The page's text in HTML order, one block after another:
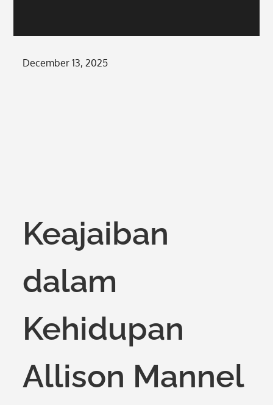
Posted
December 13, 2025
Keajaiban
dalam
Kehidupan
Allison Mannel